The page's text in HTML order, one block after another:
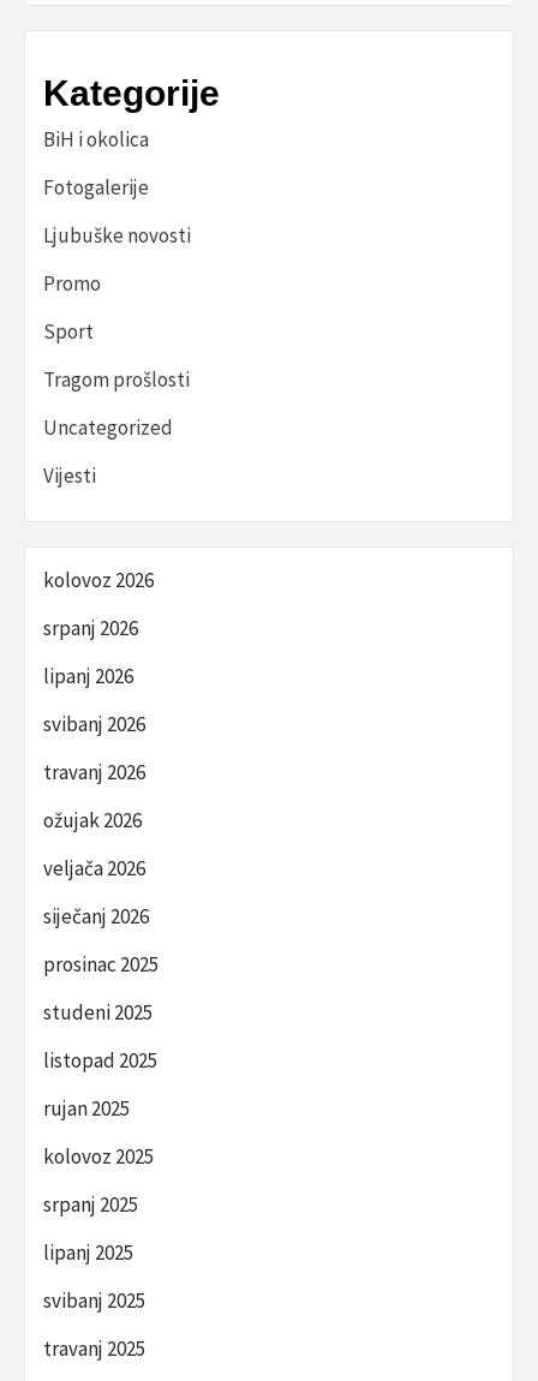
Kategorije
BiH i okolica
Fotogalerije
Ljubuške novosti
Promo
Sport
Tragom prošlosti
Uncategorized
Vijesti
kolovoz 2026
srpanj 2026
lipanj 2026
svibanj 2026
travanj 2026
ožujak 2026
veljača 2026
siječanj 2026
prosinac 2025
studeni 2025
listopad 2025
rujan 2025
kolovoz 2025
srpanj 2025
lipanj 2025
svibanj 2025
travanj 2025